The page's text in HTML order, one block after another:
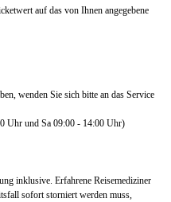
auf das von Ihnen angegebene
wenden Sie sich bitte an das Service
Uhr und Sa 09:00 - 14:00 Uhr)
inklusive. Erfahrene Reisemediziner
sofort storniert werden muss,